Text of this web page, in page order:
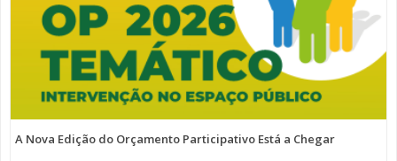
A Nova Edição do Orçamento Participativo Está a Chegar